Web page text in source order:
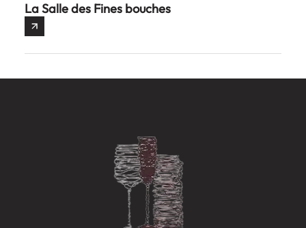
La Salle des Fines bouches